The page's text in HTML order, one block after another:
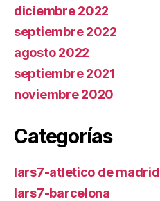
diciembre 2022
septiembre 2022
agosto 2022
septiembre 2021
noviembre 2020
Categorías
lars7-atletico de madrid
lars7-barcelona